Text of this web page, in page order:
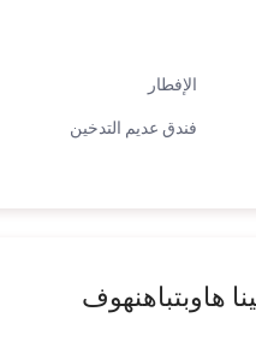
الإفطار
فندق عديم التدخين
هاوبتباهنهوف